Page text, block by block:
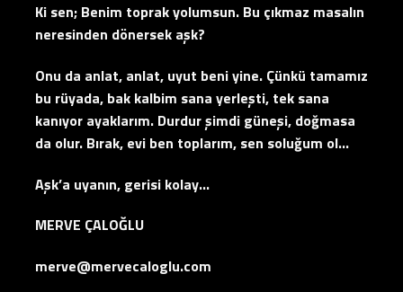
Ki sen; Benim toprak yolumsun. Bu çıkmaz masalın
neresinden dönersek aşk?
Onu da anlat, anlat, uyut beni yine. Çünkü tamamız
bu rüyada, bak kalbim sana yerleşti, tek sana
kanıyor ayaklarım. Durdur şimdi güneşi, doğmasa
da olur. Bırak, evi ben toplarım, sen soluğum ol…
Aşk’a uyanın, gerisi kolay…
MERVE ÇALOĞLU
merve@mervecaloglu.com